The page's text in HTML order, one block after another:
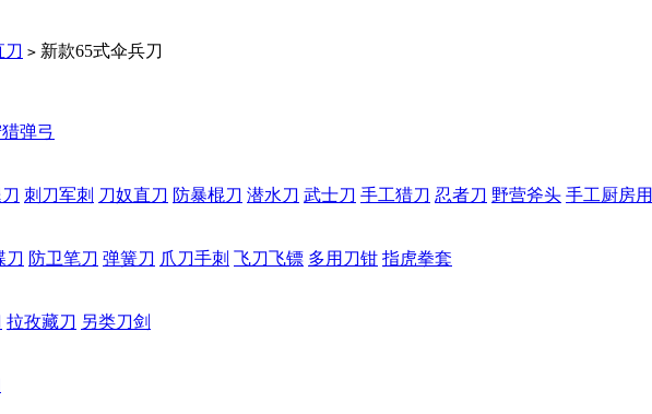
刀 > 新款65式伞兵刀
弹弓
刺刀军刺 刀奴直刀 防暴棍刀 潜水刀 武士刀 手工猎刀 忍者刀 野营斧头 手工厨房
刀 防卫笔刀 弹簧刀 爪刀手刺 飞刀飞镖 多用刀钳 指虎拳套
拉孜藏刀 另类刀剑